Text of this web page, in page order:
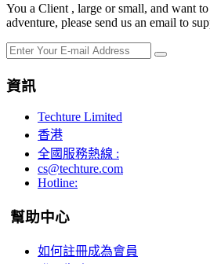
You a Client , large or small, and want
adventure, please send us an email to
資訊
Techture Limited
香港
全國服務熱線 :
cs@techture.com
Hotline:
幫助中心
如何註冊成為會員